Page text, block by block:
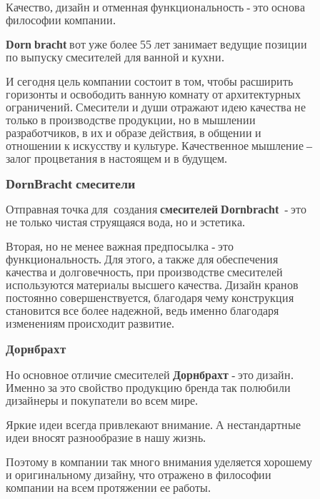
Качество, дизайн и отменная функциональность - это основа
философии компании.
Dorn bracht вот уже более 55 лет занимает ведущие позиции
по выпуску смесителей для ванной и кухни.
И сегодня цель компании состоит в том, чтобы расширить
горизонты и освободить ванную комнату от архитектурных
ограничений. Смесители и души отражают идею качества не
только в производстве продукции, но в мышлении
разработчиков, в их и образе действия, в общении и
отношении к искусству и культуре. Качественное мышление –
залог процветания в настоящем и в будущем.
DornBracht смесители
Отправная точка для создания смесителей Dornbracht - это
не только чистая струящаяся вода, но и эстетика.
Вторая, но не менее важная предпосылка - это
функциональность. Для этого, а также для обеспечения
качества и долговечность, при производстве смесителей
используются материалы высшего качества. Дизайн кранов
постоянно совершенствуется, благодаря чему конструкция
становится все более надежной, ведь именно благодаря
изменениям происходит развитие.
Дорнбрахт
Но основное отличие смесителей Дорнбрахт - это дизайн.
Именно за это свойство продукцию бренда так полюбили
дизайнеры и покупатели во всем мире.
Яркие идеи всегда привлекают внимание. А нестандартные
идеи вносят разнообразие в нашу жизнь.
Поэтому в компании так много внимания уделяется хорошему
и оригинальному дизайну, что отражено в философии
компании на всем протяжении ее работы.